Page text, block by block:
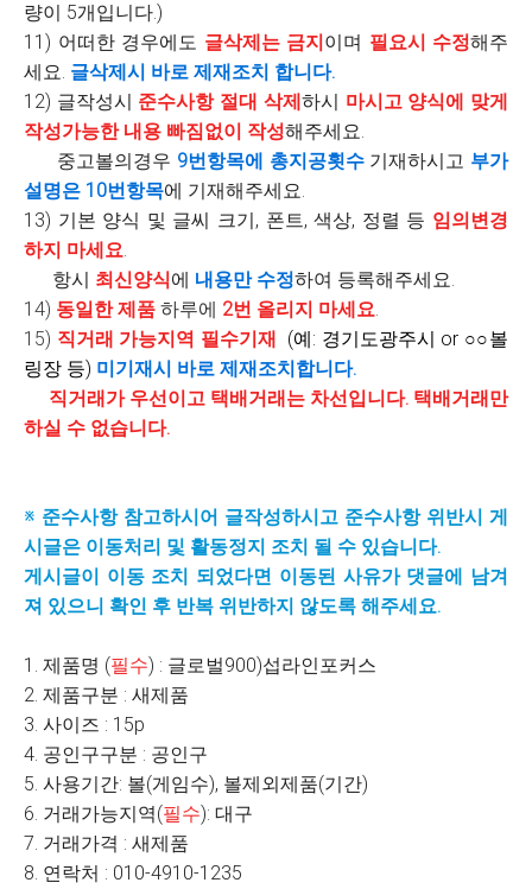
량이 5개입니다.)
11) 어떠한 경우에도 글삭제는 금지이며 필요시 수정해주
세요. 글삭제시 바로 제재조치 합니다.
12) 글작성시 준수사항 절대 삭제하시 마시고 양식에 맞게
작성가능한 내용 빠짐없이 작성해주세요.
중고볼의경우 9번항목에 총지공횟수기재하시고 부가
설명은 10번항목에 기재해주세요.
13) 기본 양식 및 글씨 크기, 폰트, 색상, 정렬 등 임의변경
하지 마세요.
항시 최신양식에 내용만 수정하여 등록해주세요.
14) 동일한 제품 하루에 2번 올리지 마세요.
15) 직거래 가능지역 필수기재 (예: 경기도광주시 or ○○볼
링장 등) 미기재시 바로 제재조치합니다.
직거래가 우선이고 택배거래는 차선입니다. 택배거래만
하실 수 없습니다.
※ 준수사항 참고하시어 글작성하시고 준수사항 위반시 게
시글은 이동처리 및 활동정지 조치 될 수 있습니다.
게시글이 이동 조치 되었다면 이동된 사유가 댓글에 남겨
져 있으니 확인 후 반복 위반하지 않도록 해주세요.
1. 제품명 (필수) : 글로벌900)섭라인포커스
2. 제품구분 : 새제품
3. 사이즈 : 15p
4. 공인구구분 : 공인구
5. 사용기간: 볼(게임수), 볼제외제품(기간)
6. 거래가능지역(필수): 대구
7. 거래가격 : 새제품
8. 연락처 : 010-4910-1235